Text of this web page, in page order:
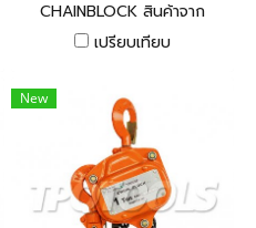
CHAINBLOCK สินค้าจาก
ประเทศญี่ปุ่น พร้อมใบ
CERTIFICATE GUARANTEE
เปรียบเทียบ
New